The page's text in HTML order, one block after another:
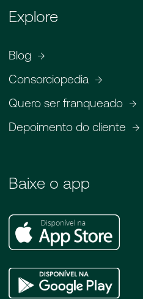
Explore
Blog
Consorciopedia
Quero ser franqueado
Depoimento do cliente
Baixe o app
Apple